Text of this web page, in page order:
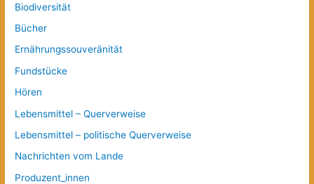
Biodiversität
Bücher
Ernährungssouveränität
Fundstücke
Hören
Lebensmittel – Querverweise
Lebensmittel – politische Querverweise
Nachrichten vom Lande
Produzent_innen